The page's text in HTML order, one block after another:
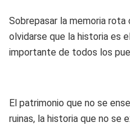
Sobrepasar la memoria rota
olvidarse que la historia es
importante de todos los
El patrimonio que no se
ruinas, la historia que no se